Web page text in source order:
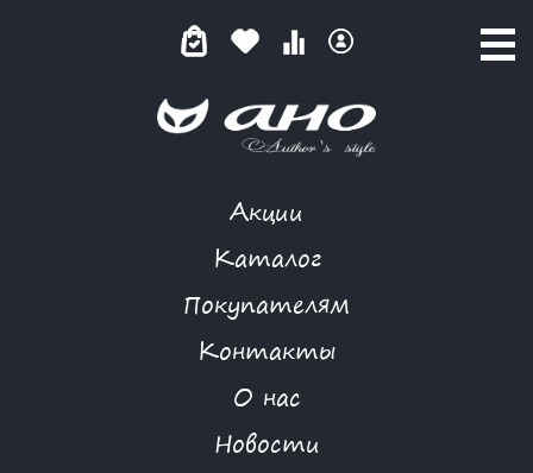
Акции
Каталог
Покупателям
Контакты
О нас
Новости
ХИЩНАЯ ПОЛНОЧЬ